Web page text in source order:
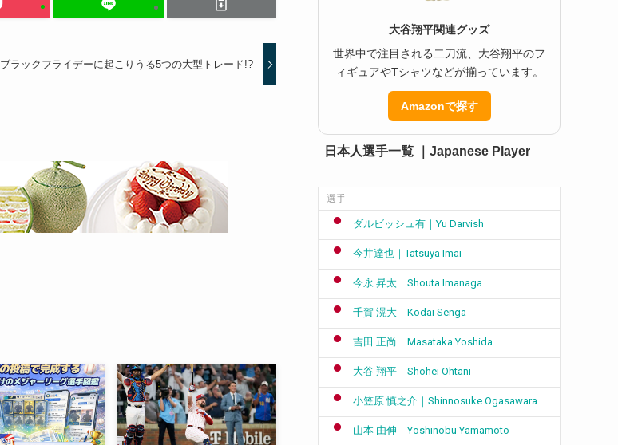
ブラックフライデーに起こりうる5つの大型トレード!?
大谷翔平関連グッズ
世界中で注目される二刀流、大谷翔平のフ
ィギュアやTシャツなどが揃っています。
Amazonで探す
日本人選手一覧 ｜Japanese Player
選手
ダルビッシュ有｜Yu Darvish
今井達也｜Tatsuya Imai
今永 昇太｜Shouta Imanaga
千賀 滉大｜Kodai Senga
吉田 正尚｜Masataka Yoshida
大谷 翔平｜Shohei Ohtani
小笠原 慎之介｜Shinnosuke Ogasawara
山本 由伸｜Yoshinobu Yamamoto